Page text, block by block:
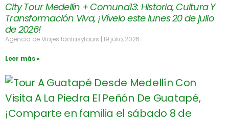
City Tour Medellín + Comuna13: Historia, Cultura Y
Transformación Viva, ¡Vívelo este lunes 20 de julio
de 2026!
Agencia de Viajes fantasytours 19 julio, 2026
Leer más »